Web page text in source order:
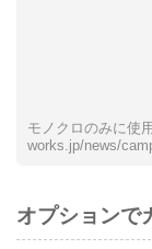
モノクロのみに使
works.jp/news/
オプションで